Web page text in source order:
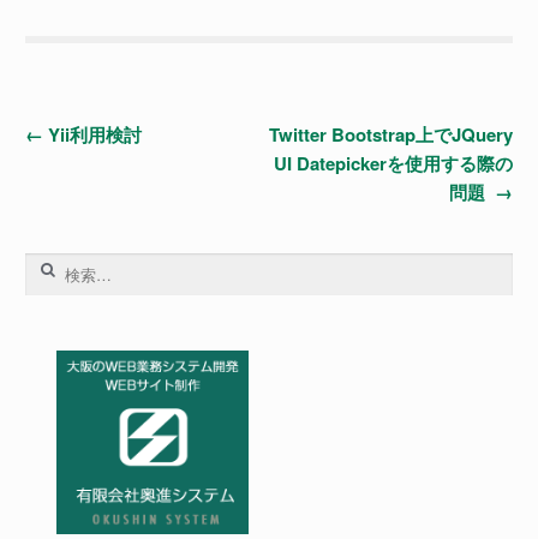
投
ビ
← Yii利用検討
Twitter Bootstrap上でJQuery
UI Datepickerを使用する際の
問題 →